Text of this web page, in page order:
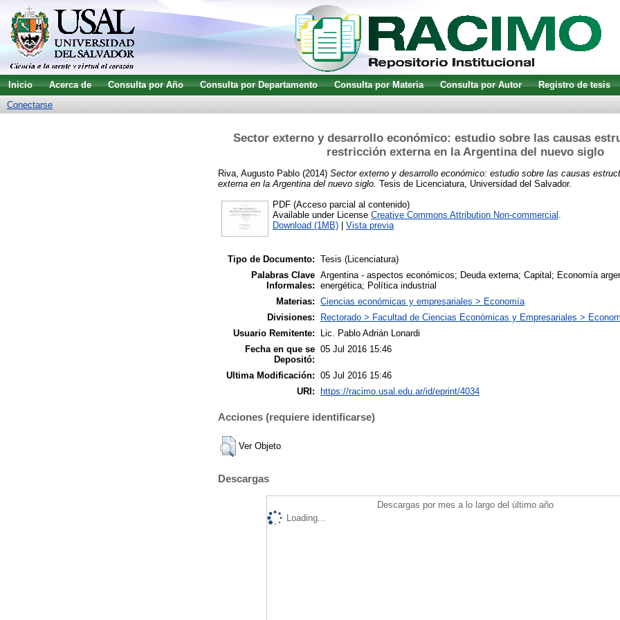
Inicio Acerca de Consulta por Año Consulta por Departamento Consulta por Materia Consulta por Autor
Registro de tesis
Conectarse
Sector externo y desarrollo económico: estudio sobre las causas
restricción externa en la Argentina del nuevo siglo
Riva, Augusto Pablo (2014) Sector externo y desarrollo económico: estudio sobre las causas
externa en la Argentina del nuevo siglo. Tesis de Licenciatura, Universidad del Salvador.
PDF (Acceso parcial al contenido)
Available under License Creative Commons Attribution Non-commercial .
Download (1MB)
Vista previa
Tipo de Documento: Tesis (Licenciatura)
Palabras Clave
Informales:
Argentina - aspectos económicos; Deuda externa; Capital; Economía
energética; Política industrial
Materias: Ciencias económicas y empresariales > Economía
Divisiones:
Rectorado > Facultad de Ciencias Económicas y Empresariales >
Usuario Remitente:
Lic. Pablo Adrián Lonardi
Fecha en que se
Depositó:
05 Jul 2016 15:46
Ultima Modificación: 05 Jul 2016 15:46
URI:
https://racimo.usal.edu.ar/id/eprint/4034
Acciones (requiere identificarse)
Ver Objeto
Descargas
Descargas por mes a lo largo del último año
Loading...